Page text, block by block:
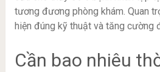
tương đương phòng khám. Quan
hiện đúng kỹ thuật và tăng cường
Cần bao nhiêu